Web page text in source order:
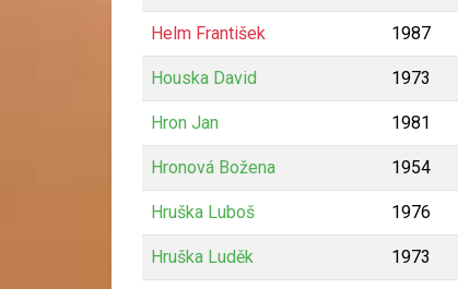
Helm František 1987
Houska David 1973
Hron Jan 1981
Hronová Božena 1954
Hruška Luboš 1976
Hruška Luděk 1973